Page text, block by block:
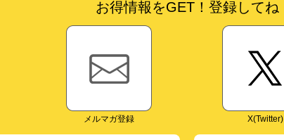
お得情報をGET！登録してね
メルマガ登録 X(Twitter)